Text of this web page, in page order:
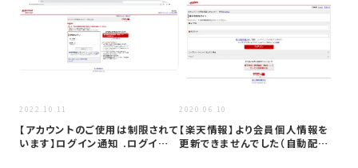
2022.10.11
【アカウントのご使用は制限されて
います】ログイン通知 .ログイン
2020.06.10
【楽天情報】より会員個人情報を
更新できませんでした（自動配信